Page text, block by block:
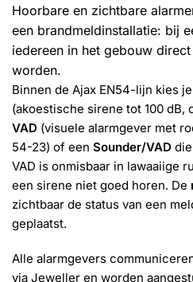
Hoorbare en zichtbare
een brandmeldinstallatie: bij
iedereen in het gebouw
worden.
Binnen de Ajax EN54-lijn kies
(akoestische sirene tot 100 dB,
VAD (visuele alarmgever met
54-23) of een Sounder/VAD
VAD is onmisbaar in lawaaiige
een sirene niet goed horen. De
zichtbaar de status van een
geplaatst.
Alle alarmgevers
via Jeweller en worden